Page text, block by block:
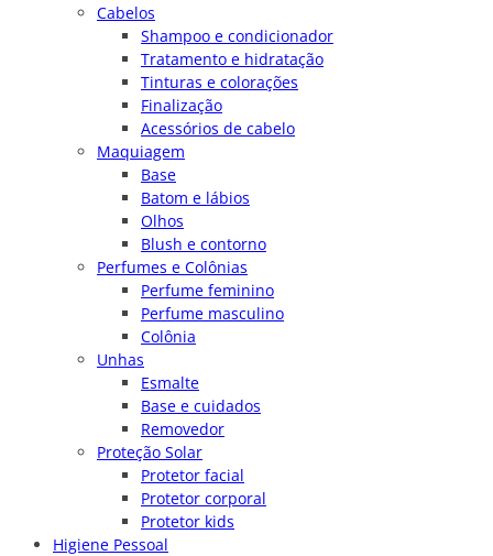
Cabelos
Shampoo e condicionador
Tratamento e hidratação
Tinturas e colorações
Finalização
Acessórios de cabelo
Maquiagem
Base
Batom e lábios
Olhos
Blush e contorno
Perfumes e Colônias
Perfume feminino
Perfume masculino
Colônia
Unhas
Esmalte
Base e cuidados
Removedor
Proteção Solar
Protetor facial
Protetor corporal
Protetor kids
Higiene Pessoal